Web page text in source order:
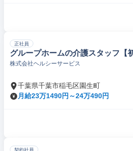
正社員
グループホームの介護スタッフ【
株式会社ヘルシーサービス
千葉県千葉市稲毛区園生町
月給23万1490円～24万490円
契約社員